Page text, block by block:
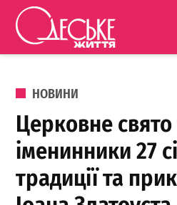
Перейти до вмісту
Життя
ОПУБЛІКОВАНО В
НОВИНИ
Церковне свято
іменинники 27
традиції та